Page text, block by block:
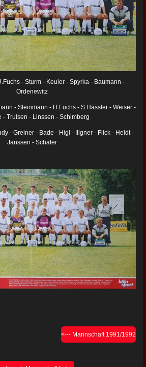
- Sturm - Keuler - Spyrka - Baumann -
Ordenewitz
- Steinmann - H.Fuchs - S.Hässler - Weiser -
- Trulsen - Linssen - Schimberg
- Greiner - Bade - Higl - Illgner - Flick - Heldt -
Janssen - Schäfer
<--- Mannschaft 1991/1992